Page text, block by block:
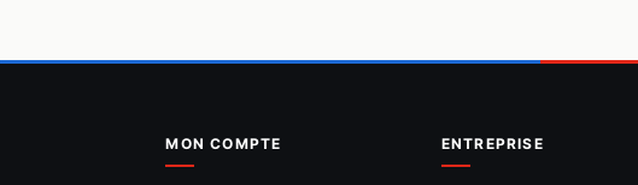
MON COMPTE ENTREPRISE